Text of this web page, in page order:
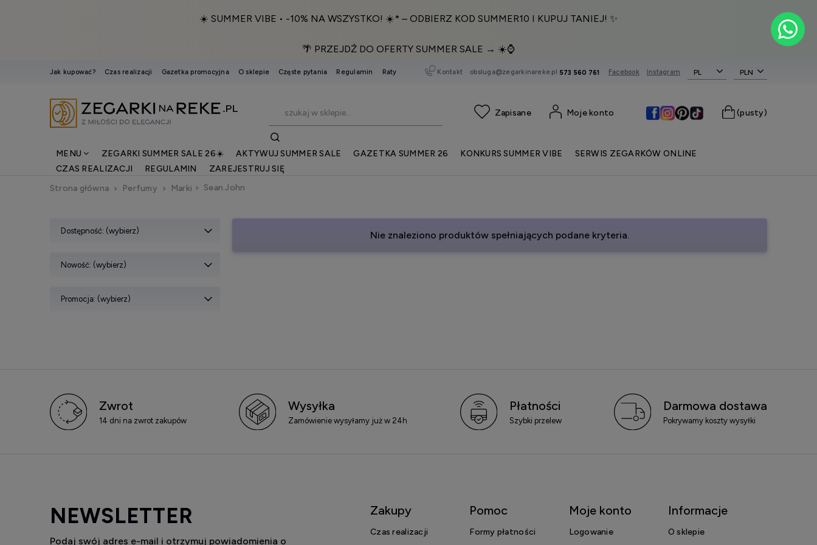
☀️ SUMMER VIBE • -10% NA WSZYSTKO! ☀️* – ODBIERZ KOD SUMMER10 I KUPUJ TANIEJ! ✨
🌴 PRZEJDŹ DO OFERTY SUMMER SALE → ☀️⌚️
Jak kupować? Czas realizacji Gazetka promocyjna O sklepie Częste pytania Regulamin Raty Kontakt obsluga@zegarkinareke.pl 573 560 761 Facebook Instagram PL
(pusty)
Moje konto
MENU ZEGARKI SUMMER SALE 26☀️ AKTYWUJ SUMMER SALE GAZETKA SUMMER 26 KONKURS SUMMER VIBE
SERWIS ZEGARKÓW ONLINE
CZAS REALIZACJI
REGULAMIN
ZAREJESTRUJ SIĘ
Strona główna
Perfumy Marki Sean John
Dostępność: (wybierz)
Nowość: (wybierz)
Promocja: (wybierz)
Nie znaleziono produktów spełniających podane kryteria.
Zwrot
14 dni na zwrot zakupów
Wysyłka
Zamówienie wysyłamy już w 24h
Płatności
Szybki przelew
Darmowa dostawa
Pokrywamy koszty wysyłki
NEWSLETTER
Podaj swój adres e-mail i otrzymuj powiadomienia o
Zakupy
Czas realizacji
Pomoc
Formy płatności
Moje konto
Logowanie
Informacje
O sklepie